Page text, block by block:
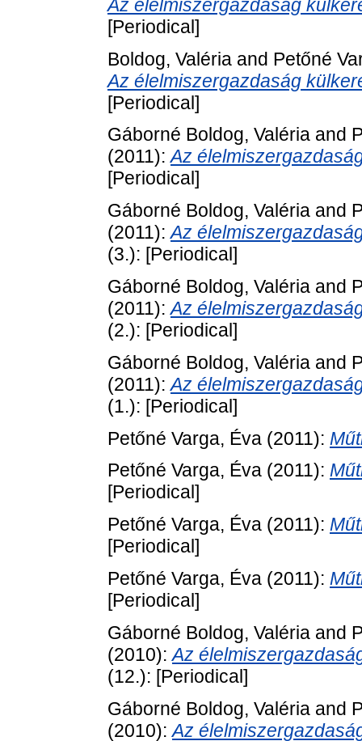
Az élelmiszergazdaság
[Periodical]
Boldog, Valéria and Petőné
Az élelmiszergazdaság
[Periodical]
Gáborné Boldog, Valéria and
(2011):Az
[Periodical]
Gáborné Boldog, Valéria and
(2011):Az
(3.): [Periodical]
Gáborné Boldog, Valéria and
(2011):Az
(2.): [Periodical]
Gáborné Boldog, Valéria and
(2011):Az
(1.): [Periodical]
Petőné Varga, Éva (2011):
Petőné Varga, Éva (2011):
[Periodical]
Petőné Varga, Éva (2011):
[Periodical]
Petőné Varga, Éva (2011):
[Periodical]
Gáborné Boldog, Valéria and
(2010):Az
(12.): [Periodical]
Gáborné Boldog, Valéria and
(2010):Az